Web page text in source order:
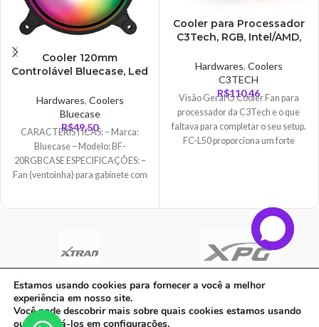
Cooler 120mm
Controlável Bluecase, Led
Hardwares, Coolers
Bluecase
R$49,50
CARACTERÍSTICAS: – Marca:
Bluecase – Modelo: BF-
20RGBCASE ESPECIFICAÇÕES: –
Fan (ventoinha) para gabinete com
Cooler para Processador
C3Tech, RGB, Intel/AMD,
L50RGB
Hardwares, Coolers
C3TECH
R$110,46
Visão Geral O Cooler Fan para
processador da C3Tech e o que
faltava para completar o seu setup.
FC-L50 proporciona um forte
design moderno e iluminação
C A Informatica Ltda | CNPJ: 33.482.008/0001-90 | Avenida Dos Ipês,
QD31 LT23, Bairro Cidade Jardim, CEP: 68.515-000 - | PARAUAPEBAS-
Estamos usando cookies para fornecer a você a melhor
experiência em nosso site.
Você pode descobrir mais sobre quais cookies estamos usando
ou desativá-los em configurações.